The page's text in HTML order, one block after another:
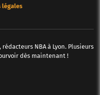
légales
NBA à Lyon. Plusieurs
dès maintenant !